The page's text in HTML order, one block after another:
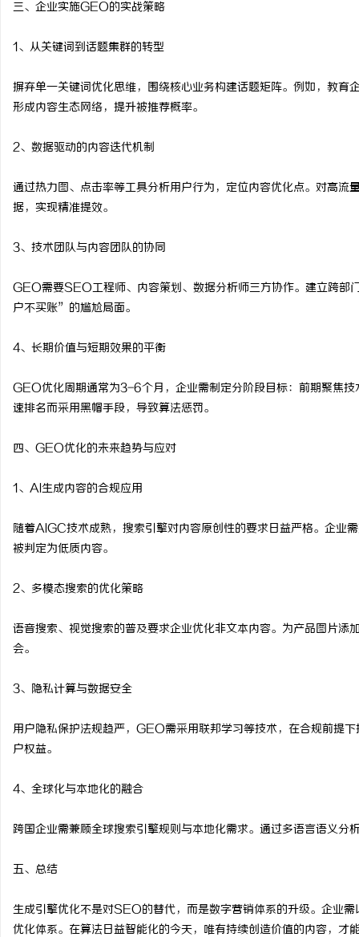
三、企业实施GEO的实战策略
1、从关键词到话题集群的转型
摒弃单一关键词优化思维，围绕核心业务构建话题矩阵。例如，
形成内容生态网络，提升被推荐概率。
2、数据驱动的内容迭代机制
通过热力图、点击率等工具分析用户行为，定位内容优化点。对高
据，实现精准提效。
3、技术团队与内容团队的协同
GEO需要SEO工程师、内容策划、数据分析师三方协作。建立跨部
户不买账”的尴尬局面。
4、长期价值与短期效果的平衡
GEO优化周期通常为3-6个月，企业需制定分阶段目标：前期聚焦
速排名而采用黑帽手段，导致算法惩罚。
四、GEO优化的未来趋势与应对
1、AI生成内容的合规应用
随着AIGC技术成熟，搜索引擎对内容原创性的要求日益严格。企
被判定为低质内容。
2、多模态搜索的优化策略
语音搜索、视觉搜索的普及要求企业优化非文本内容。为产品图片
会。
3、隐私计算与数据安全
用户隐私保护法规趋严，GEO需采用联邦学习等技术，在合规前提
户权益。
4、全球化与本地化的融合
跨国企业需兼顾全球搜索引擎规则与本地化需求。通过多语言语义分
五、总结
生成引擎优化不是对SEO的替代，而是数字营销体系的升级。企业
优化体系。在算法日益智能化的今天，唯有持续创造价值的内容，